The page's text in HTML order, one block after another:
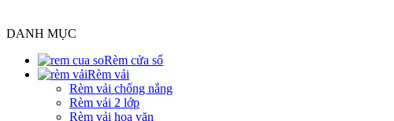
DANH MỤC
Rèm cửa sổ
Rèm vải
Rèm vải chống nắng
Rèm vải 2 lớp
Rèm vải hoa văn